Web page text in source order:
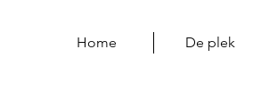
Home De plek